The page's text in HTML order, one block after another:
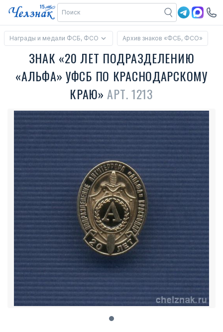
Награды и медали ФСБ, ФСО Архив знаков «ФСБ, ФСО»
ЗНАК «20 ЛЕТ ПОДРАЗДЕЛЕНИЮ
«АЛЬФА» УФСБ ПО КРАСНОДАРСКОМУ
КРАЮ»АРТ. 1213